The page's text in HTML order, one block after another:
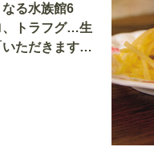
る水族館6
トラフグ…生
ただきます」